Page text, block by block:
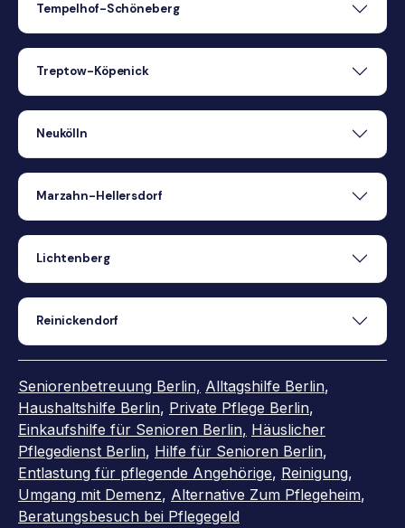
Tempelhof-Schöneberg
Treptow-Köpenick
Neukölln
Marzahn-Hellersdorf
Lichtenberg
Reinickendorf
Seniorenbetreuung Berlin, Alltagshilfe Berlin,
Haushaltshilfe Berlin, Private Pflege Berlin,
Einkaufshilfe für Senioren Berlin, Häuslicher
Pflegedienst Berlin, Hilfe für Senioren Berlin,
Entlastung für pflegende Angehörige, Reinigung,
Umgang mit Demenz, Alternative Zum Pflegeheim,
Beratungsbesuch bei Pflegegeld